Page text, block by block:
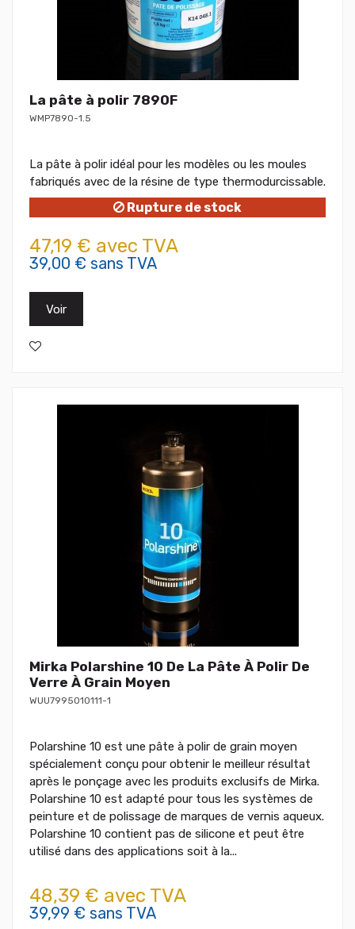
La pâte à polir 7890F
WMP7890-1.5
La pâte à polir idéal pour les modèles ou les moules
fabriqués avec de la résine de type thermodurcissable.
Rupture de stock
47,19 € avec TVA
39,00 € sans TVA
Voir
Mirka Polarshine 10 De La Pâte À Polir De
Verre À Grain Moyen
WUU7995010111-1
Polarshine 10 est une pâte à polir de grain moyen
spécialement conçu pour obtenir le meilleur résultat
après le ponçage avec les produits exclusifs de Mirka.
Polarshine 10 est adapté pour tous les systèmes de
peinture et de polissage de marques de vernis aqueux.
Polarshine 10 contient pas de silicone et peut être
utilisé dans des applications soit à la...
48,39 € avec TVA
39,99 € sans TVA